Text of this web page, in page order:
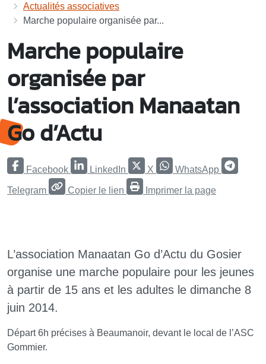
Actualités associatives
Marche populaire organisée par...
Marche populaire
organisée par
l’association Manaatan
Go d’Actu
Facebook LinkedIn X WhatsApp
Telegram Copier le lien Imprimer la page
L’association Manaatan Go d’Actu du Gosier
organise une marche populaire pour les jeunes
à partir de 15 ans et les adultes le dimanche 8
juin 2014.
Départ 6h précises à Beaumanoir, devant le local de l’ASC
Gommier.